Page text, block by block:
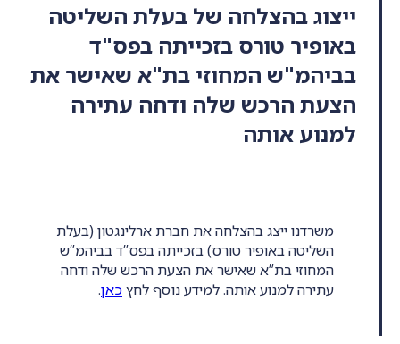
ייצוג בהצלחה של בעלת השליטה
באופיר טורס בזכייתה בפס"ד
בביהמ"ש המחוזי בת"א שאישר את
הצעת הרכש שלה ודחה עתירה
למנוע אותה
משרדנו ייצג בהצלחה את חברת ארלינגטון (בעלת
השליטה באופיר טורס) בזכייתה בפס”ד בביהמ”ש
המחוזי בת”א שאישר את הצעת הרכש שלה ודחה
עתירה למנוע אותה. למידע נוסף לחץכאן.